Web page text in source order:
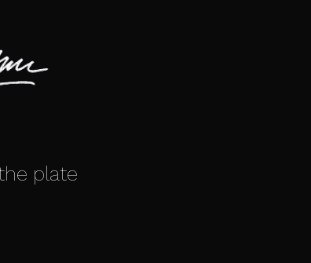
plate